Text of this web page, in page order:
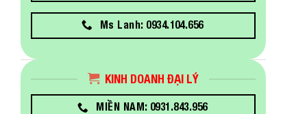
Ms Lanh: 0934.104.656
KINH DOANH ĐẠI LÝ
MIỀN NAM: 0931.843.956